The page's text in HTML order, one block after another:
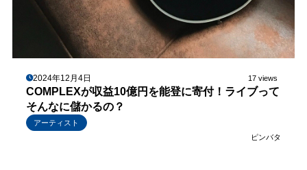
2024年12月4日 17 views
COMPLEXが収益10億円を能登に寄付！ライブって
そんなに儲かるの？
アーティスト
ピンバタ